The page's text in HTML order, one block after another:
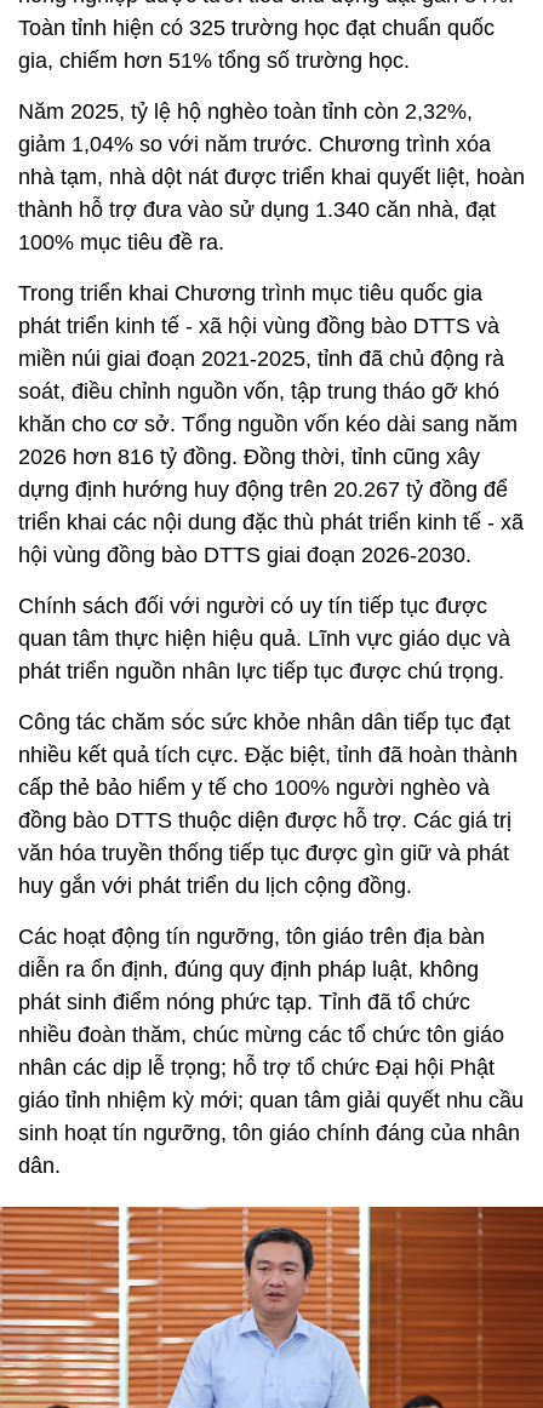
Toàn tỉnh hiện có 325 trường học đạt chuẩn quốc
gia, chiếm hơn 51% tổng số trường học.
Năm 2025, tỷ lệ hộ nghèo toàn tỉnh còn 2,32%,
giảm 1,04% so với năm trước. Chương trình xóa
nhà tạm, nhà dột nát được triển khai quyết liệt, hoàn
thành hỗ trợ đưa vào sử dụng 1.340 căn nhà, đạt
100% mục tiêu đề ra.
Trong triển khai Chương trình mục tiêu quốc gia
phát triển kinh tế - xã hội vùng đồng bào DTTS và
miền núi giai đoạn 2021-2025, tỉnh đã chủ động rà
soát, điều chỉnh nguồn vốn, tập trung tháo gỡ khó
khăn cho cơ sở. Tổng nguồn vốn kéo dài sang năm
2026 hơn 816 tỷ đồng. Đồng thời, tỉnh cũng xây
dựng định hướng huy động trên 20.267 tỷ đồng để
triển khai các nội dung đặc thù phát triển kinh tế - xã
hội vùng đồng bào DTTS giai đoạn 2026-2030.
Chính sách đối với người có uy tín tiếp tục được
quan tâm thực hiện hiệu quả. Lĩnh vực giáo dục và
phát triển nguồn nhân lực tiếp tục được chú trọng.
Công tác chăm sóc sức khỏe nhân dân tiếp tục đạt
nhiều kết quả tích cực. Đặc biệt, tỉnh đã hoàn thành
cấp thẻ bảo hiểm y tế cho 100% người nghèo và
đồng bào DTTS thuộc diện được hỗ trợ. Các giá trị
văn hóa truyền thống tiếp tục được gìn giữ và phát
huy gắn với phát triển du lịch cộng đồng.
Các hoạt động tín ngưỡng, tôn giáo trên địa bàn
diễn ra ổn định, đúng quy định pháp luật, không
phát sinh điểm nóng phức tạp. Tỉnh đã tổ chức
nhiều đoàn thăm, chúc mừng các tổ chức tôn giáo
nhân các dịp lễ trọng; hỗ trợ tổ chức Đại hội Phật
giáo tỉnh nhiệm kỳ mới; quan tâm giải quyết nhu cầu
sinh hoạt tín ngưỡng, tôn giáo chính đáng của nhân
dân.